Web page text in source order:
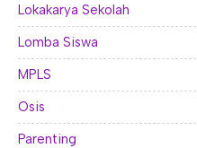
Lokakarya Sekolah
Lomba Siswa
MPLS
Osis
Parenting